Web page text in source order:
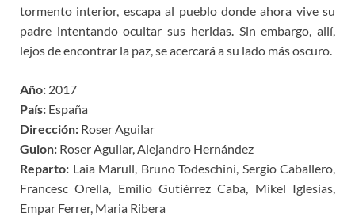
tormento interior, escapa al pueblo donde ahora vive su
padre intentando ocultar sus heridas. Sin embargo, allí,
lejos de encontrar la paz, se acercará a su lado más oscuro.
Año: 2017
País: España
Dirección: Roser Aguilar
Guion: Roser Aguilar, Alejandro Hernández
Reparto: Laia Marull, Bruno Todeschini, Sergio Caballero,
Francesc Orella, Emilio Gutiérrez Caba, Mikel Iglesias,
Empar Ferrer, Maria Ribera